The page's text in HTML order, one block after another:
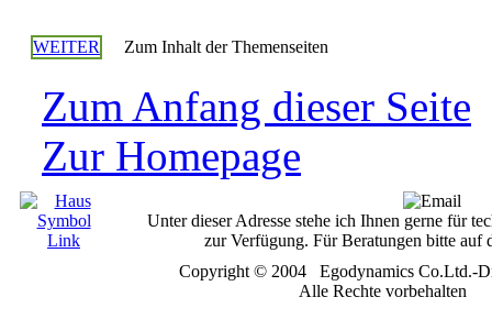
WEITER Zum Inhalt der Themenseiten
Zum Anfang dieser Seite
Zur Homepage
Unter dieser Adresse stehe ich Ihnen gerne für
zur Verfügung. Für Beratungen bitte auf
Copyright © 2004 Egodynamics Co.Ltd.-
Alle Rechte vorbehalten